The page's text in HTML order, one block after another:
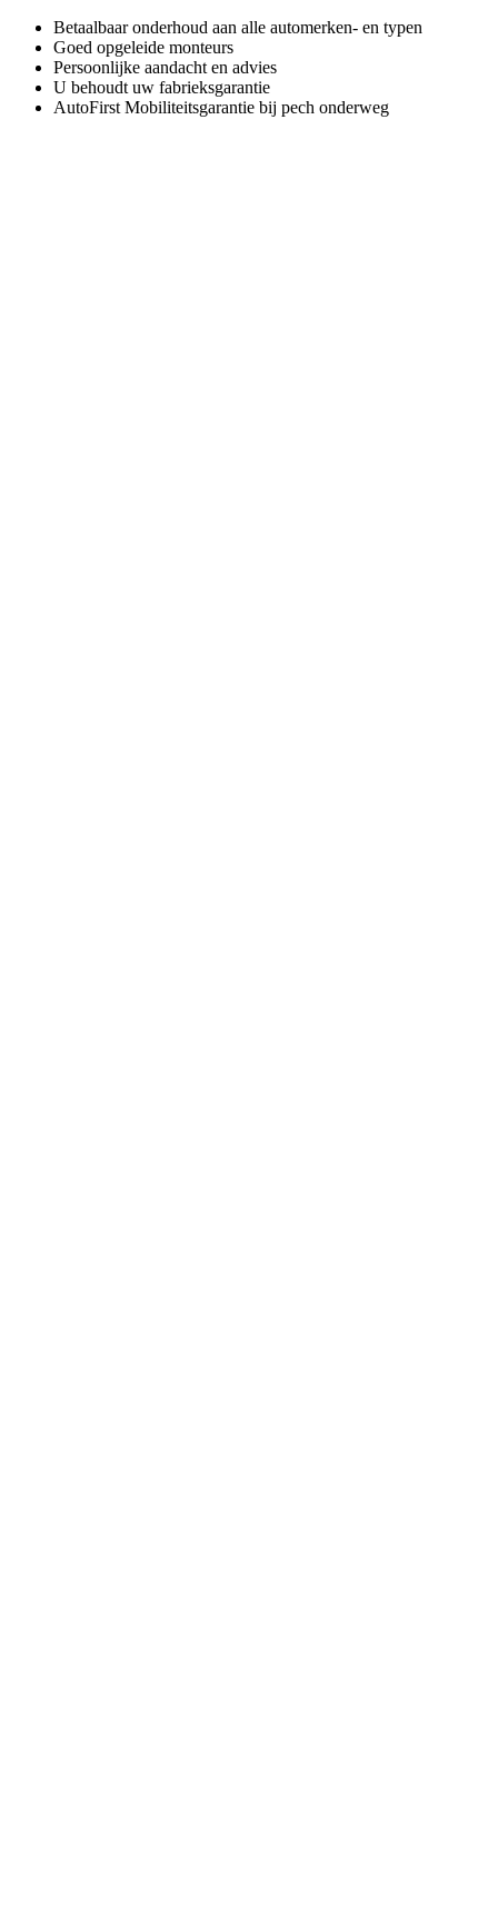
Betaalbaar onderhoud aan alle automerken- en typen
Goed opgeleide monteurs
Persoonlijke aandacht en advies
U behoudt uw fabrieksgarantie
AutoFirst Mobiliteitsgarantie bij pech onderweg